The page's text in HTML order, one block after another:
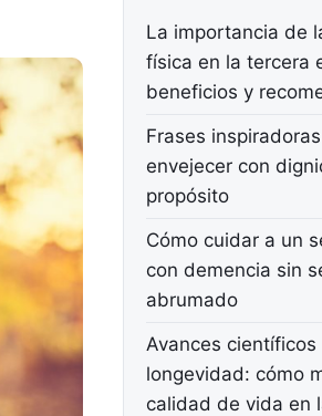
La importancia de
física en la tercera
beneficios y
Frases
envejecer con
propósito
Cómo cuidar a un
con demencia sin
abrumado
Avances científicos
longevidad: cómo
calidad de vida en